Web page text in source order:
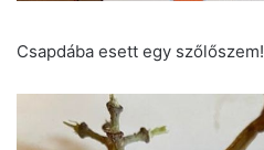
Csapdába esett egy szőlőszem!